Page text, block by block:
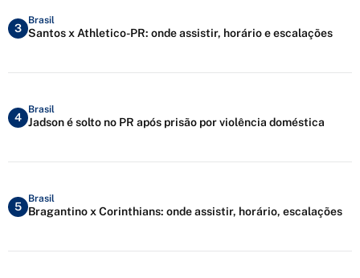
3
Brasil
Santos x Athletico-PR: onde assistir, horário e escalações
4
Brasil
Jadson é solto no PR após prisão por violência doméstica
5
Brasil
Bragantino x Corinthians: onde assistir, horário, escalações